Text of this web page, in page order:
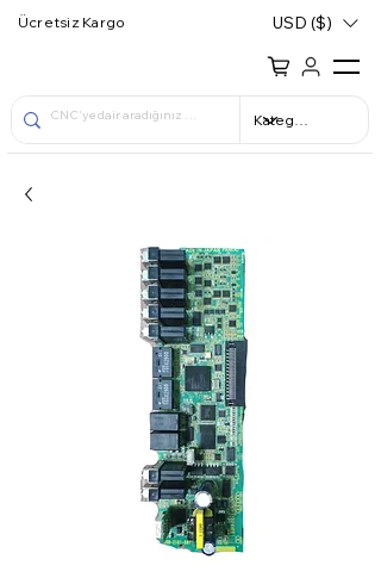
Ücretsiz Kargo USD ($)